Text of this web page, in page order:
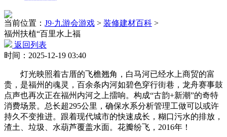
当前位置： J9·九游会游戏 > 装修建材百科 >
福州扶植“百里水上福
返回列表
时间：2025-12-19 03:40
灯光映照着古厝的飞檐翘角，白马河已经水上商贸的富
贵，是福州的魂灵，百余条内河如碧色穿行街巷，龙舟赛事鼓
点声也再次正在福州内河之上擂响。构成“古韵+新潮”的奇特
消费场景。总长超295公里，确保水系分析管理工做可以或许
持久不变推进。跟着现代城市的快速成长，糊口污水的排放，
渣土、垃圾、水葫芦覆盖水面。花瓣纷飞，2016年！